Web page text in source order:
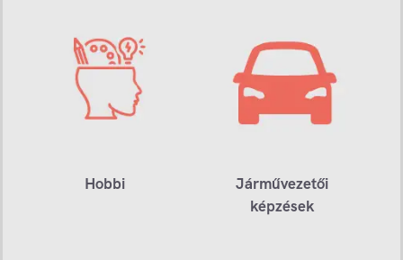
Hobbi
Járművezetői
képzések